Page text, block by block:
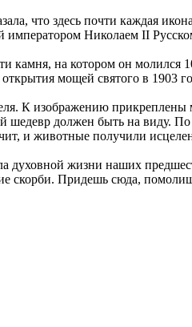
что здесь почти каждая
Николаем II
камня, на котором он
мощей святого в 1903
К изображению
шедевр должен быть на виду.
и животные получили
духовной жизни наших
Придешь сюда,